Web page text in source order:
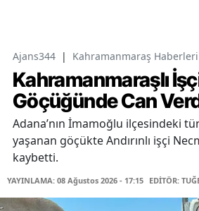
Ajans344 | Kahramanmaraş Haberleri
Kahramanmaraşlı
Göçüğünde Can
Adana’nın İmamoğlu ilçesindeki
yaşanan göçükte Andırınlı işçi
kaybetti.
YAYINLAMA: 08 Ağustos 2026 - 17:15 EDİTÖR: